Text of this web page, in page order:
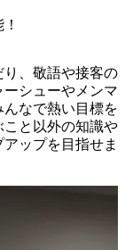
、敬語や接客の
シューやメンマ
なで熱い目標を
と以外の知識や
ップを目指せま